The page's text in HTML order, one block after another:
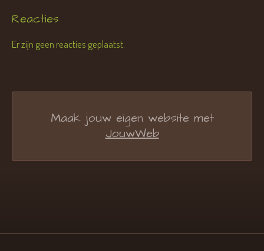
Reacties
Er zijn geen reacties geplaatst.
Maak jouw eigen website met
JouwWeb